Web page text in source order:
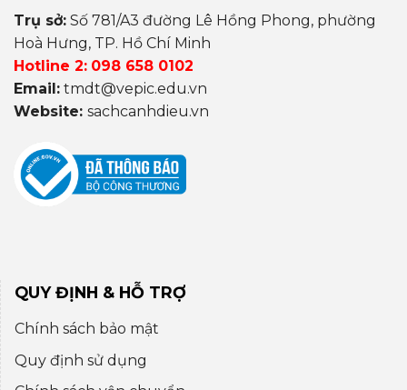
Trụ sở: Số 781/A3 đường Lê Hồng Phong, phường
Hoà Hưng, TP. Hồ Chí Minh
Hotline 2: 098 658 0102
Email: tmdt@vepic.edu.vn
Website: sachcanhdieu.vn
QUY ĐỊNH & HỖ TRỢ
Chính sách bảo mật
Quy định sử dụng